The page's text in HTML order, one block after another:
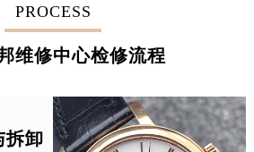
PROCESS
维修中心检修流程
拆卸